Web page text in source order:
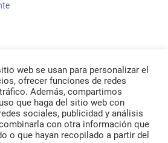
web se usan para personalizar el
ofrecer funciones de redes
Además, compartimos
que haga del sitio web con
sociales, publicidad y análisis
con otra información que
o que hayan recopilado a partir del